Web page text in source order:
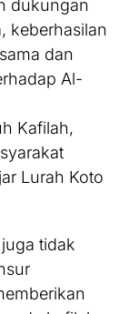
dukungan
keberhasilan
dan
Al-
Kafilah,
Lurah Koto
tidak